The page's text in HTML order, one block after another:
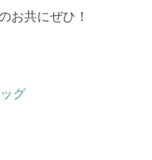
お共にぜひ！
グ